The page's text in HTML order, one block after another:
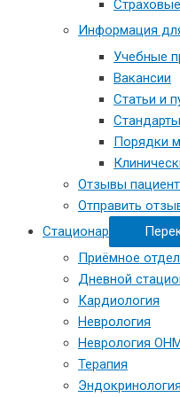
Информация
Учебные
Вакансии
Статьи и
Порядки
Отзывы
Отправить
Стационар
Приёмное
Дневной
Кардиология
Неврология
Неврология
Терапия
Эндокринология